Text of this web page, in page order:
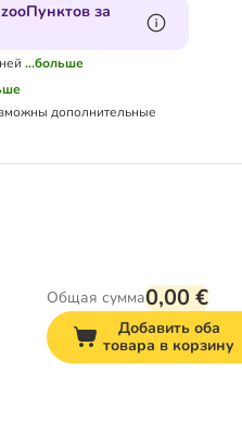
за
...больше
дополнительные
Общая сумма0,00 €
Добавить оба
товара в корзину